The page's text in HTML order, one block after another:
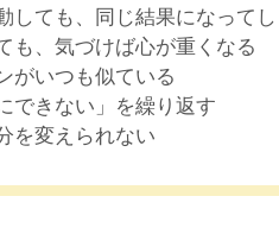
しても、同じ結果になってし
も、気づけば心が重くなる
がいつも似ている
できない」を繰り返す
を変えられない